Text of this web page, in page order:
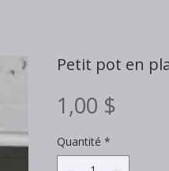
Petit pot en
1,00 $
Quantité *